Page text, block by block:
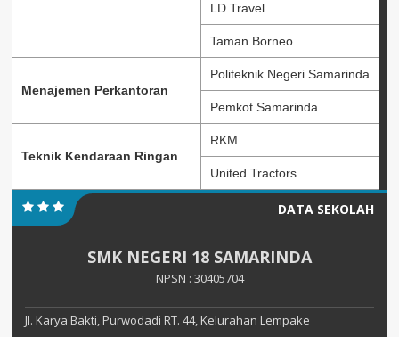
LD Travel
Taman Borneo
Menajemen Perkantoran
Politeknik Negeri Samarinda
Pemkot Samarinda
Teknik Kendaraan Ringan
RKM
United Tractors
DATA SEKOLAH
SMK NEGERI 18 SAMARINDA
NPSN : 30405704
Jl. Karya Bakti, Purwodadi RT. 44, Kelurahan Lempake